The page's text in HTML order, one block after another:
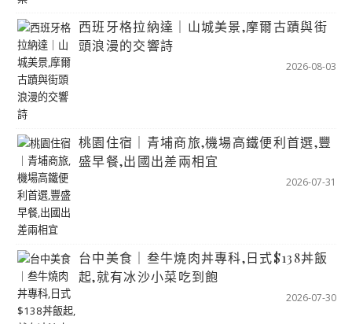
西班牙格拉納達｜山城美景,摩爾古蹟與街
頭浪漫的交響詩
2026-08-03
桃園住宿｜青埔商旅,機場高鐵便利首選,豐
盛早餐,出國出差兩相宜
2026-07-31
台中美食｜叁牛燒肉丼專科,日式$138丼飯
起,就有冰沙小菜吃到飽
2026-07-30